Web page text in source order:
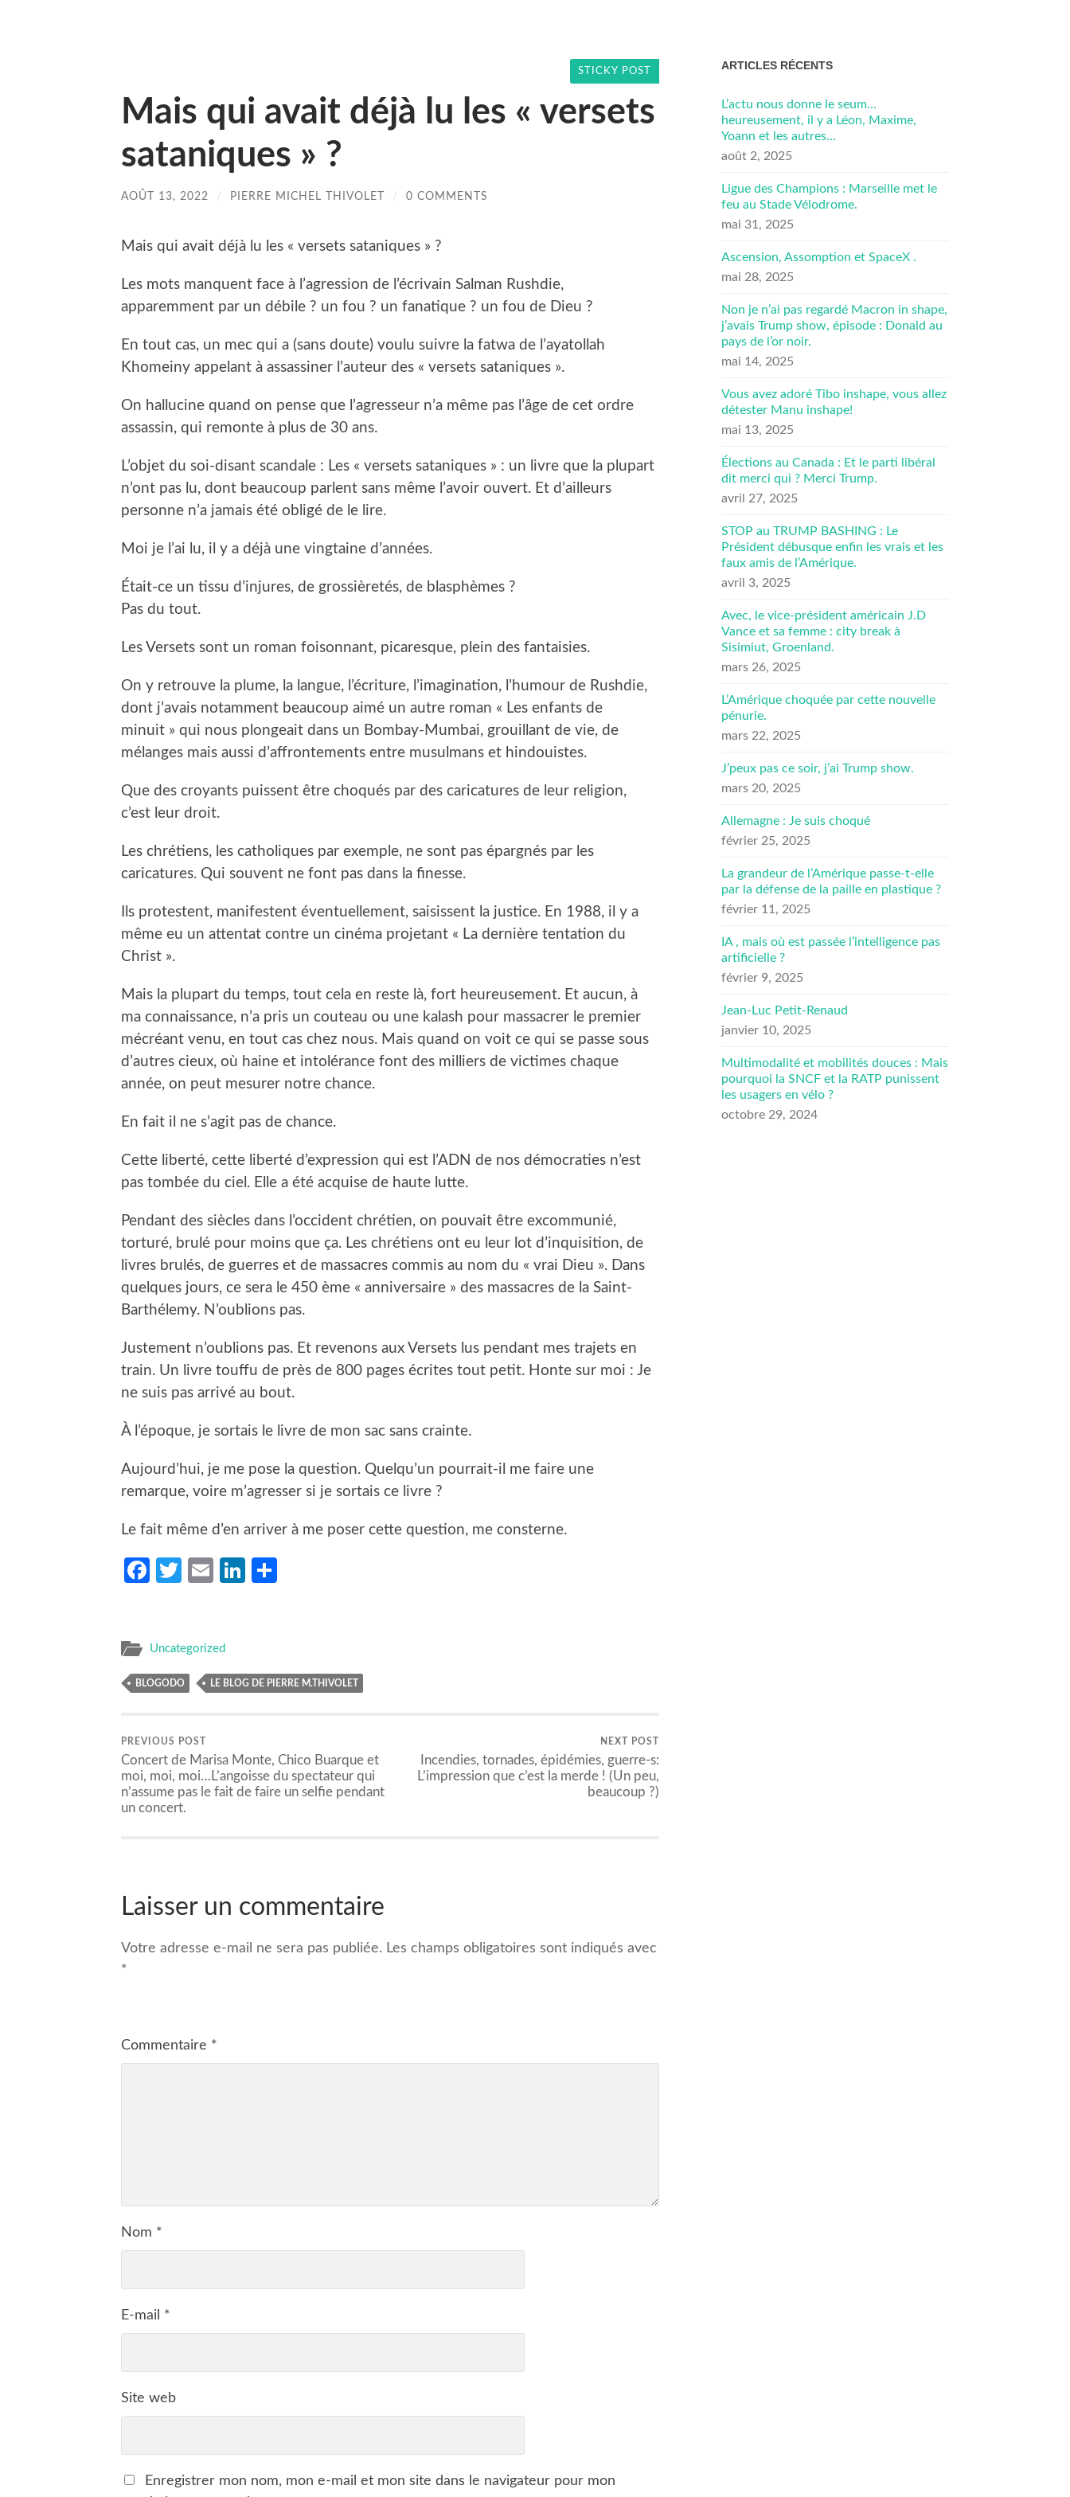
STICKY POST
Mais qui avait déjà lu les « versets
sataniques » ?
AOÛT 13, 2022 / PIERRE MICHEL THIVOLET / 0 COMMENTS
Mais qui avait déjà lu les « versets sataniques » ?
Les mots manquent face à l’agression de l’écrivain Salman Rushdie,
apparemment par un débile ? un fou ? un fanatique ? un fou de Dieu ?
En tout cas, un mec qui a (sans doute) voulu suivre la fatwa de l’ayatollah
Khomeiny appelant à assassiner l’auteur des « versets sataniques ».
On hallucine quand on pense que l’agresseur n’a même pas l’âge de cet ordre
assassin, qui remonte à plus de 30 ans.
L’objet du soi-disant scandale : Les « versets sataniques » : un livre que la plupart
n’ont pas lu, dont beaucoup parlent sans même l’avoir ouvert. Et d’ailleurs
personne n’a jamais été obligé de le lire.
Moi je l’ai lu, il y a déjà une vingtaine d’années.
Était-ce un tissu d’injures, de grossièretés, de blasphèmes ?
Pas du tout.
Les Versets sont un roman foisonnant, picaresque, plein des fantaisies.
On y retrouve la plume, la langue, l’écriture, l’imagination, l’humour de Rushdie,
dont j’avais notamment beaucoup aimé un autre roman « Les enfants de
minuit » qui nous plongeait dans un Bombay-Mumbai, grouillant de vie, de
mélanges mais aussi d’affrontements entre musulmans et hindouistes.
Que des croyants puissent être choqués par des caricatures de leur religion,
c’est leur droit.
Les chrétiens, les catholiques par exemple, ne sont pas épargnés par les
caricatures. Qui souvent ne font pas dans la finesse.
Ils protestent, manifestent éventuellement, saisissent la justice. En 1988, il y a
même eu un attentat contre un cinéma projetant « La dernière tentation du
Christ ».
Mais la plupart du temps, tout cela en reste là, fort heureusement. Et aucun, à
ma connaissance, n’a pris un couteau ou une kalash pour massacrer le premier
mécréant venu, en tout cas chez nous. Mais quand on voit ce qui se passe sous
d’autres cieux, où haine et intolérance font des milliers de victimes chaque
année, on peut mesurer notre chance.
En fait il ne s’agit pas de chance.
Cette liberté, cette liberté d’expression qui est l’ADN de nos démocraties n’est
pas tombée du ciel. Elle a été acquise de haute lutte.
Pendant des siècles dans l’occident chrétien, on pouvait être excommunié,
torturé, brulé pour moins que ça. Les chrétiens ont eu leur lot d’inquisition, de
livres brulés, de guerres et de massacres commis au nom du « vrai Dieu ». Dans
quelques jours, ce sera le 450 ème « anniversaire » des massacres de la Saint-
Barthélemy. N’oublions pas.
Justement n’oublions pas. Et revenons aux Versets lus pendant mes trajets en
train. Un livre touffu de près de 800 pages écrites tout petit. Honte sur moi : Je
ne suis pas arrivé au bout.
À l’époque, je sortais le livre de mon sac sans crainte.
Aujourd’hui, je me pose la question. Quelqu’un pourrait-il me faire une
remarque, voire m’agresser si je sortais ce livre ?
Le fait même d’en arriver à me poser cette question, me consterne.
Facebook
Twitter
EmailLinkedIn
Uncategorized
BLOGODO LE BLOG DE PIERRE M.THIVOLET
PREVIOUS POST
Concert de Marisa Monte, Chico Buarque et
moi, moi, moi…L’angoisse du spectateur qui
n’assume pas le fait de faire un selfie pendant
un concert.
NEXT POST
Incendies, tornades, épidémies, guerre-s:
L’impression que c’est la merde ! (Un peu,
beaucoup ?)
Laisser un commentaire
Votre adresse e-mail ne sera pas publiée. Les champs obligatoires sont indiqués avec
*
Commentaire *
Nom *
E-mail *
Site web
Enregistrer mon nom, mon e-mail et mon site dans le navigateur pour mon
ARTICLES RÉCENTS
L’actu nous donne le seum…
heureusement, il y a Léon, Maxime,
Yoann et les autres…
août 2, 2025
Ligue des Champions : Marseille met le
feu au Stade Vélodrome.
mai 31, 2025
Ascension, Assomption et SpaceX .
mai 28, 2025
Non je n’ai pas regardé Macron in shape,
j’avais Trump show, épisode : Donald au
pays de l’or noir.
mai 14, 2025
Vous avez adoré Tibo inshape, vous allez
détester Manu inshape!
mai 13, 2025
Élections au Canada : Et le parti libéral
dit merci qui ? Merci Trump.
avril 27, 2025
STOP au TRUMP BASHING : Le
Président débusque enfin les vrais et les
faux amis de l’Amérique.
avril 3, 2025
Avec, le vice-président américain J.D
Vance et sa femme : city break à
Sisimiut, Groenland.
mars 26, 2025
L’Amérique choquée par cette nouvelle
pénurie.
mars 22, 2025
J’peux pas ce soir, j’ai Trump show.
mars 20, 2025
Allemagne : Je suis choqué
février 25, 2025
La grandeur de l’Amérique passe-t-elle
par la défense de la paille en plastique ?
février 11, 2025
IA , mais où est passée l’intelligence pas
artificielle ?
février 9, 2025
Jean-Luc Petit-Renaud
janvier 10, 2025
Multimodalité et mobilités douces : Mais
pourquoi la SNCF et la RATP punissent
les usagers en vélo ?
octobre 29, 2024